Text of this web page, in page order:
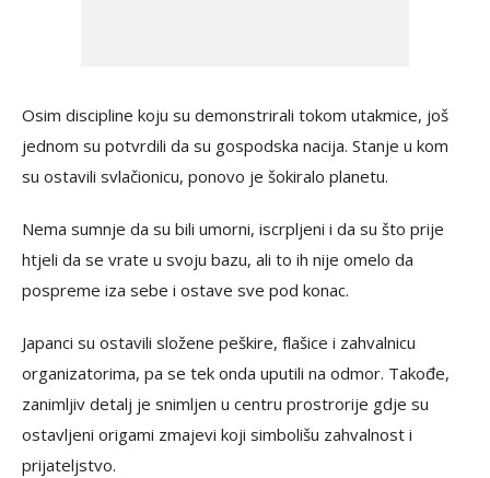
Osim discipline koju su demonstrirali tokom utakmice, još
jednom su potvrdili da su gospodska nacija. Stanje u kom
su ostavili svlačionicu, ponovo je šokiralo planetu.
Nema sumnje da su bili umorni, iscrpljeni i da su što prije
htjeli da se vrate u svoju bazu, ali to ih nije omelo da
pospreme iza sebe i ostave sve pod konac.
Japanci su ostavili složene peškire, flašice i zahvalnicu
organizatorima, pa se tek onda uputili na odmor. Takođe,
zanimljiv detalj je snimljen u centru prostrorije gdje su
ostavljeni origami zmajevi koji simbolišu zahvalnost i
prijateljstvo.